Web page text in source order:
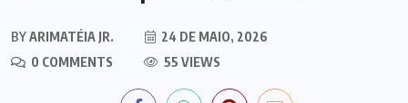
BYARIMATÉIA JR.
24 DE MAIO, 2026
0 COMMENTS
55 VIEWS